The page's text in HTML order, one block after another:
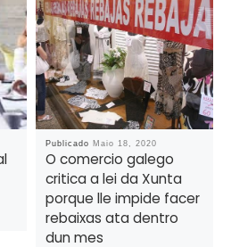
Publicado Maio 18, 2020
O comercio galego
critica a lei da Xunta
porque lle impide facer
rebaixas ata dentro
dun mes